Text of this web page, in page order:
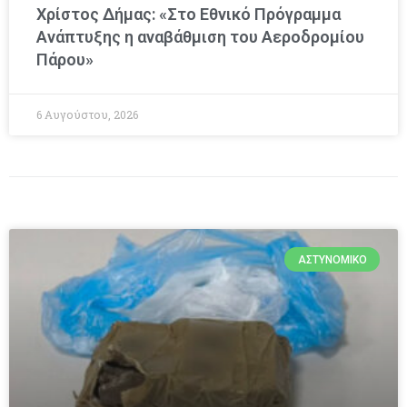
Χρίστος Δήμας: «Στο Εθνικό Πρόγραμμα
Ανάπτυξης η αναβάθμιση του Αεροδρομίου
Πάρου»
6 Αυγούστου, 2026
ΑΣΤΥΝΟΜΙΚΌ